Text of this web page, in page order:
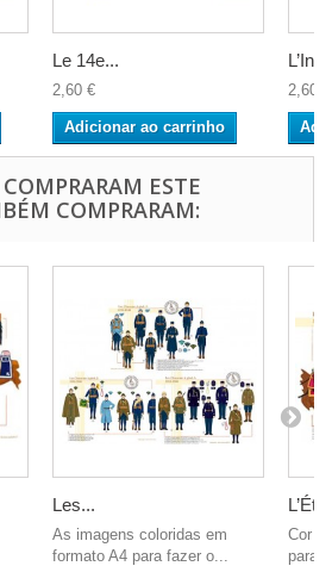
Le 14e...
2,60 €
Adicionar ao carrinho
2,60 €
ESTE
COMPRARAM:
Les...
As imagens coloridas em
formato A4 para fazer o...
Cor
para